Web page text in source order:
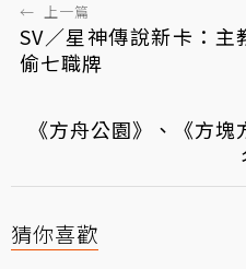
← 上一篇
SV／星神傳說新卡：
偷七職牌
《方舟公園》、《方
猜你喜歡